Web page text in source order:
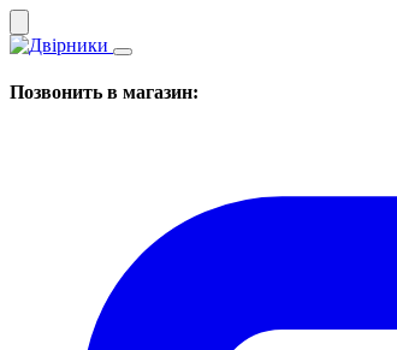
Позвонить в магазин: